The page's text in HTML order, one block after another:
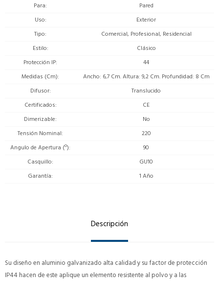
Para
Pared
Uso
Exterior
Tipo
Comercial, Profesional, Residencial
Estilo
Clásico
Protección IP
44
Medidas (Cm)
Ancho: 6,7 Cm. Altura: 9,2 Cm. Profundidad: 8 Cm
Difusor
Translucido
Certificados
CE
Dimerizable
No
Tensión Nominal
220
Angulo de Apertura (º)
90
Casquillo
GU10
Garantía
1 Año
Descripción
Su diseño en aluminio galvanizado alta calidad y su factor de protección
IP44 hacen de este aplique un elemento resistente al polvo y a las